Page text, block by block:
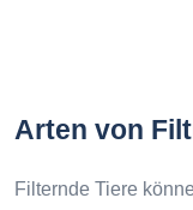
Arten von
Filternde Tiere